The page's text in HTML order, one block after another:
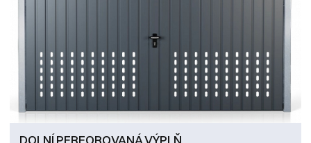
DOLNÍ PERFOROVANÁ VÝPLŇ